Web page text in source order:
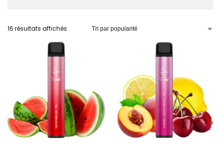
16 résultats affichés